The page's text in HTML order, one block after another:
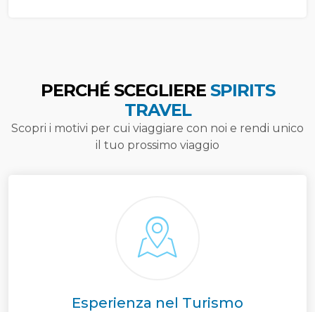
PERCHÉ SCEGLIERE SPIRITS
TRAVEL
Scopri i motivi per cui viaggiare con noi e rendi unico
il tuo prossimo viaggio
Esperienza nel Turismo